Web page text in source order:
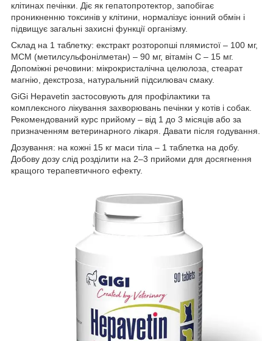
клітинах печінки. Діє як гепатопротектор, запобігає
проникненню токсинів у клітини, нормалізує іонний обмін і
підвищує загальні захисні функції організму.
Склад на 1 таблетку: екстракт розторопші плямистої – 100 мг,
МСМ (метилсульфонілметан) – 90 мг, вітамін С – 15 мг.
Допоміжні речовини: мікрокристалічна целюлоза, стеарат
магнію, декстроза, натуральний підсилювач смаку.
GiGi Hepavetin застосовують для профілактики та
комплексного лікування захворювань печінки у котів і собак.
Рекомендований курс прийому – від 1 до 3 місяців або за
призначенням ветеринарного лікаря. Давати після годування.
Дозування: на кожні 15 кг маси тіла – 1 таблетка на добу.
Добову дозу слід розділити на 2–3 прийоми для досягнення
кращого терапевтичного ефекту.